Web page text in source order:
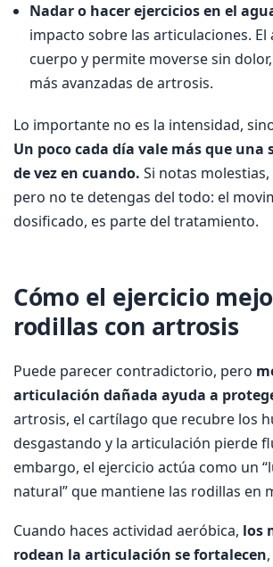
Nadar o hacer ejercicios en el
impacto sobre las articulaciones. El
cuerpo y permite moverse sin
más avanzadas de artrosis.
Lo importante no es la intensidad,
Un poco cada día vale más que una
de vez en cuando. Si notas
pero no te detengas del todo: el
dosificado, es parte del tratamiento.
Cómo el ejercicio
rodillas con artrosis
Puede parecer contradictorio, pero
articulación dañada ayuda a
artrosis, el cartílago que recubre los
desgastando y la articulación pierde
embargo, el ejercicio actúa como un
natural” que mantiene las rodillas en
Cuando haces actividad aeróbica, los
rodean la articulación se fortalecen